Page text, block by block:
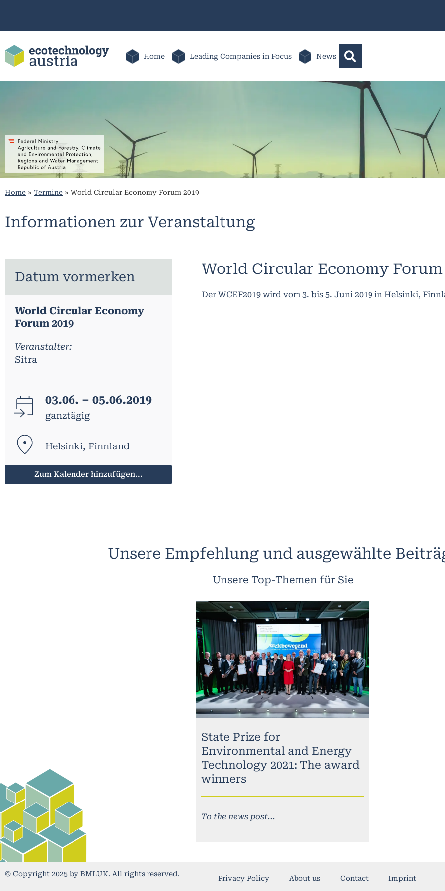
Home Leading Companies in Focus News
Home » Termine » World Circular Economy Forum 2019
Informationen zur Veranstaltung
Datum vormerken
World Circular Economy
Forum 2019
Veranstalter:
Sitra
03.06. – 05.06.2019
ganztägig
Helsinki, Finnland
Zum Kalender hinzufügen...
World Circular Economy Forum
Der WCEF2019 wird vom 3. bis 5. Juni 2019 in Helsinki,
Unsere Empfehlung und ausgewählte
Unsere Top-Themen für Sie
State Prize for
Environmental and Energy
Technology 2021: The award
winners
To the news post...
© Copyright 2025 by BMLUK. All rights reserved.
Privacy Policy About us Contact Imprint